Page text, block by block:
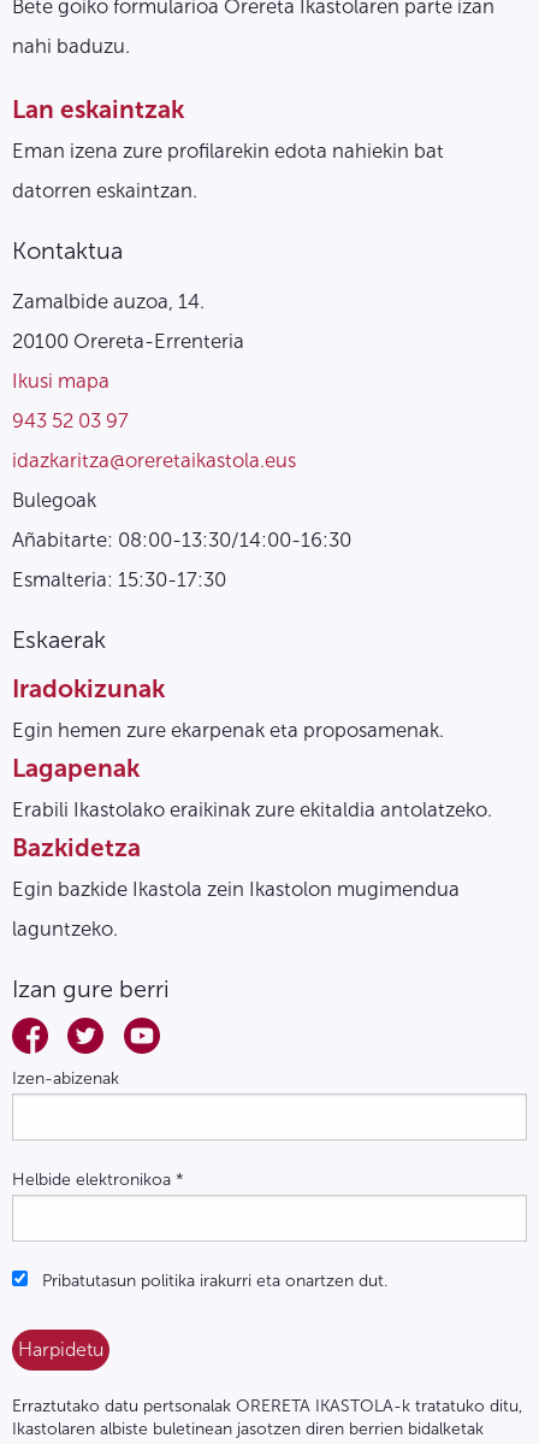
Bete goiko formularioa Orereta Ikastolaren parte izan
nahi baduzu.
Lan eskaintzak
Eman izena zure profilarekin edota nahiekin bat
datorren eskaintzan.
Kontaktua
Zamalbide auzoa, 14.
20100 Orereta-Errenteria
Ikusi mapa
943 52 03 97
idazkaritza@oreretaikastola.eus
Bulegoak
Añabitarte: 08:00-13:30/14:00-16:30
Esmalteria: 15:30-17:30
Eskaerak
Iradokizunak
Egin hemen zure ekarpenak eta proposamenak.
Lagapenak
Erabili Ikastolako eraikinak zure ekitaldia antolatzeko.
Bazkidetza
Egin bazkide Ikastola zein Ikastolon mugimendua
laguntzeko.
Izan gure berri
Izen-abizenak
Helbide elektronikoa *
Pribatutasun politika irakurri eta onartzen dut.
Erraztutako datu pertsonalak ORERETA IKASTOLA-k tratatuko ditu,
Ikastolaren albiste buletinean jasotzen diren berrien bidalketak